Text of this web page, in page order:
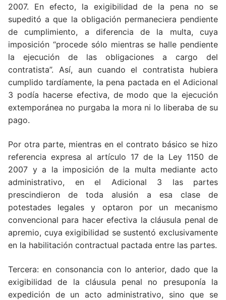
2007. En efecto, la exigibilidad de la pena no se
supeditó a que la obligación permaneciera pendiente
de cumplimiento, a diferencia de la multa, cuya
imposición “procede sólo mientras se halle pendiente
la ejecución de las obligaciones a cargo del
contratista”. Así, aun cuando el contratista hubiera
cumplido tardíamente, la pena pactada en el Adicional
3 podía hacerse efectiva, de modo que la ejecución
extemporánea no purgaba la mora ni lo liberaba de su
pago.
Por otra parte, mientras en el contrato básico se hizo
referencia expresa al artículo 17 de la Ley 1150 de
2007 y a la imposición de la multa mediante acto
administrativo, en el Adicional 3 las partes
prescindieron de toda alusión a esa clase de
potestades legales y optaron por un mecanismo
convencional para hacer efectiva la cláusula penal de
apremio, cuya exigibilidad se sustentó exclusivamente
en la habilitación contractual pactada entre las partes.
Tercera: en consonancia con lo anterior, dado que la
exigibilidad de la cláusula penal no presuponía la
expedición de un acto administrativo, sino que se